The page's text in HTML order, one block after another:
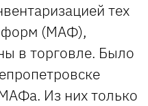
тех
форм (МАФ),
в торговле. Было
Из них только